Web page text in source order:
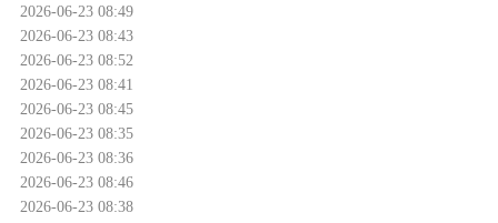
2026-06-23 08:49
2026-06-23 08:43
2026-06-23 08:52
2026-06-23 08:41
2026-06-23 08:45
2026-06-23 08:35
2026-06-23 08:36
2026-06-23 08:46
2026-06-23 08:38